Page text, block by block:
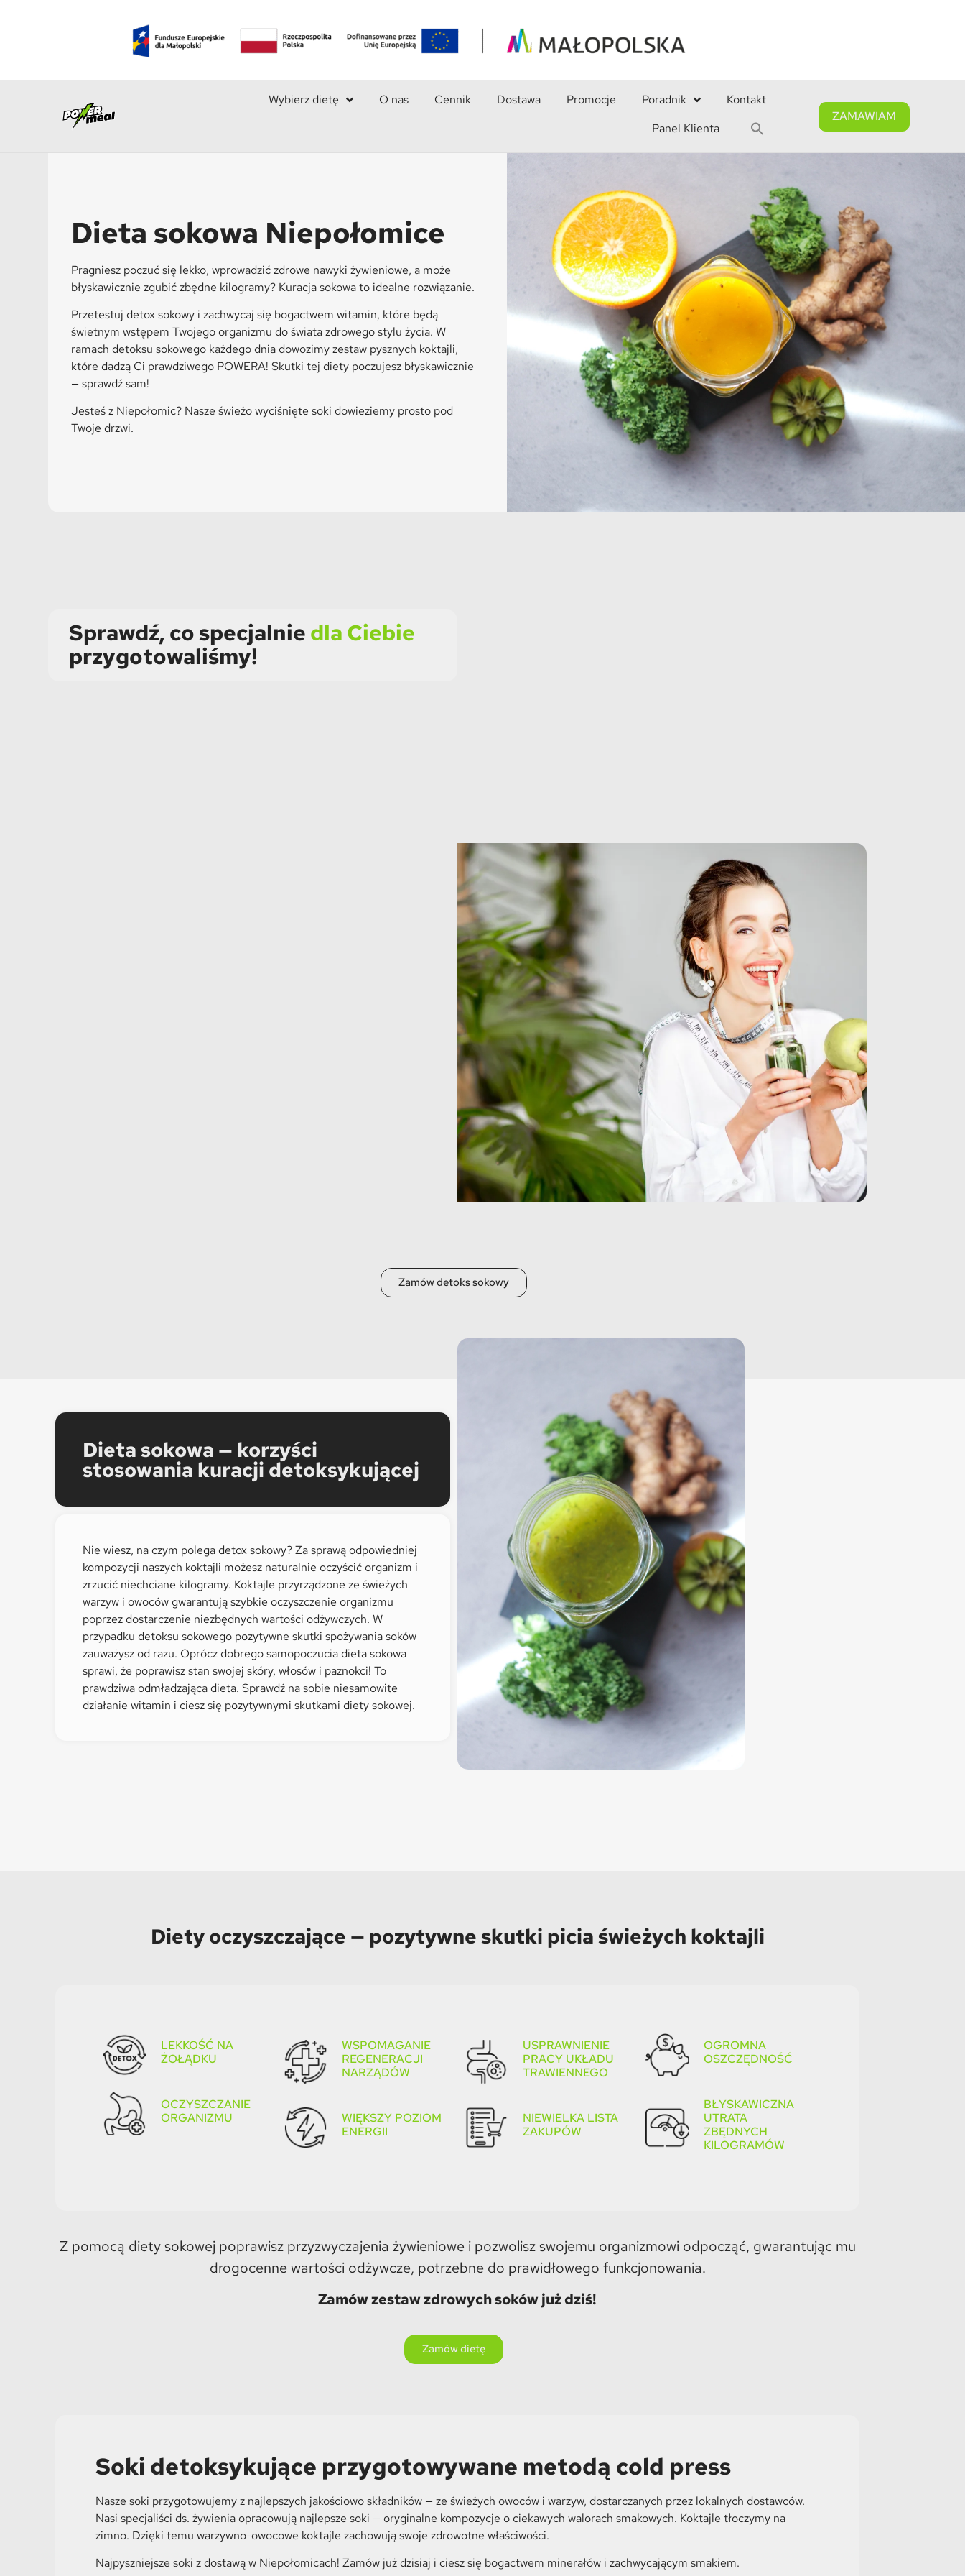
Wybierz dietę O nas Cennik Dostawa Promocje Poradnik
Kontakt
Panel Klienta
ZAMAWIAM
Dieta sokowa Niepołomice
Pragniesz poczuć się lekko, wprowadzić zdrowe nawyki żywieniowe, a może
błyskawicznie zgubić zbędne kilogramy? Kuracja sokowa to idealne rozwiązanie.
Przetestuj detox sokowy i zachwycaj się bogactwem witamin, które będą
świetnym wstępem Twojego organizmu do świata zdrowego stylu życia. W
ramach detoksu sokowego każdego dnia dowozimy zestaw pysznych koktajli,
które dadzą Ci prawdziwego POWERA! Skutki tej diety poczujesz błyskawicznie
— sprawdź sam!
Jesteś z Niepołomic? Nasze świeżo wyciśnięte soki dowieziemy prosto pod
Twoje drzwi.
Sprawdź, co specjalnie dla Ciebie
przygotowaliśmy!
Zamów detoks sokowy
Dieta sokowa — korzyści
stosowania kuracji detoksykującej
Nie wiesz, na czym polega detox sokowy? Za sprawą odpowiedniej
kompozycji naszych koktajli możesz naturalnie oczyścić organizm i
zrzucić niechciane kilogramy. Koktajle przyrządzone ze świeżych
warzyw i owoców gwarantują szybkie oczyszczenie organizmu
poprzez dostarczenie niezbędnych wartości odżywczych. W
przypadku detoksu sokowego pozytywne skutki spożywania soków
zauważysz od razu. Oprócz dobrego samopoczucia dieta sokowa
sprawi, że poprawisz stan swojej skóry, włosów i paznokci! To
prawdziwa odmładzająca dieta. Sprawdź na sobie niesamowite
działanie witamin i ciesz się pozytywnymi skutkami diety sokowej.
Diety oczyszczające — pozytywne skutki picia świeżych koktajli
LEKKOŚĆ NA
ŻOŁĄDKU
OCZYSZCZANIE
ORGANIZMU​
WSPOMAGANIE
REGENERACJI
NARZĄDÓW
WIĘKSZY POZIOM
ENERGII
USPRAWNIENIE
PRACY UKŁADU
TRAWIENNEGO
NIEWIELKA LISTA
ZAKUPÓW
OGROMNA
OSZCZĘDNOŚĆ
BŁYSKAWICZNA
UTRATA
ZBĘDNYCH
KILOGRAMÓW
Z pomocą diety sokowej poprawisz przyzwyczajenia żywieniowe i pozwolisz swojemu organizmowi odpocząć, gwarantując mu
drogocenne wartości odżywcze, potrzebne do prawidłowego funkcjonowania.
Zamów zestaw zdrowych soków już dziś!
Zamów dietę
Soki detoksykujące przygotowywane metodą cold press
Nasze soki przygotowujemy z najlepszych jakościowo składników — ze świeżych owoców i warzyw, dostarczanych przez lokalnych dostawców.
Nasi specjaliści ds. żywienia opracowują najlepsze soki — oryginalne kompozycje o ciekawych walorach smakowych. Koktajle tłoczymy na
zimno. Dzięki temu warzywno-owocowe koktajle zachowują swoje zdrowotne właściwości.
Najpyszniejsze soki z dostawą w Niepołomicach! Zamów już dzisiaj i ciesz się bogactwem minerałów i zachwycającym smakiem.